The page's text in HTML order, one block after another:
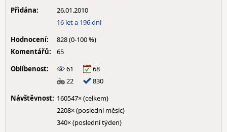
Přidána:
26.01.2010
16 let a 196 dní
Hodnocení:
828 (0-100 %)
Komentářů:
65
Oblíbenost:
61
68
22
830
Návštěvnost: 160547× (celkem)
2208× (poslední měsíc)
340× (poslední týden)